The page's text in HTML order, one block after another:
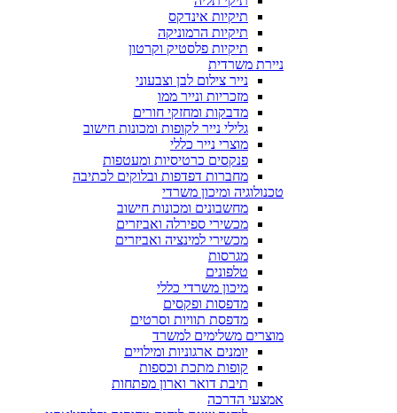
תיקיות אינדקס
תיקיות הרמוניקה
תיקיות פלסטיק וקרטון
ניירת משרדית
נייר צילום לבן וצבעוני
מזכריות ונייר ממו
מדבקות ומחזקי חורים
גלילי נייר לקופות ומכונות חישוב
מוצרי נייר כללי
פנקסים כרטיסיות ומעטפות
מחברות דפדפות ובלוקים לכתיבה
טכנולוגיה ומיכון משרדי
מחשבונים ומכונות חישוב
מכשירי ספירלה ואביזרים
מכשירי למינציה ואביזרים
מגרסות
טלפונים
מיכון משרדי כללי
מדפסות ופקסים
מדפסת תוויות וסרטים
מוצרים משלימים למשרד
יומנים ארגוניות ומילויים
קופות מתכת וכספות
תיבת דואר וארון מפתחות
אמצעי הדרכה